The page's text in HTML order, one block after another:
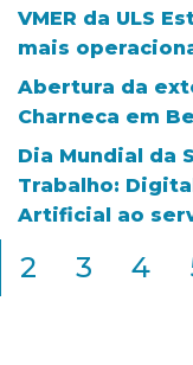
VMER da ULS
mais
Abertura da
Charneca em
Dia Mundial da
Trabalho:
Artificial ao
2 3 4